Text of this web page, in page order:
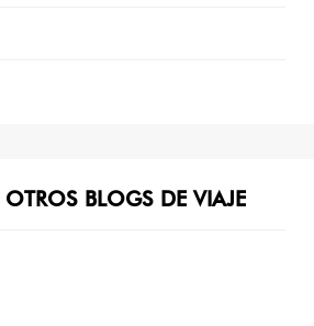
OTROS BLOGS DE VIAJE